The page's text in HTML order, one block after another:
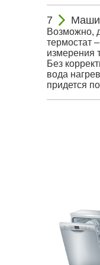
Возможно,
термостат
измерения
Без
вода
придется